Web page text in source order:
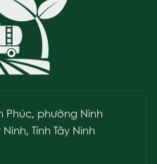
Phúc, phường Ninh
Tỉnh Tây Ninh